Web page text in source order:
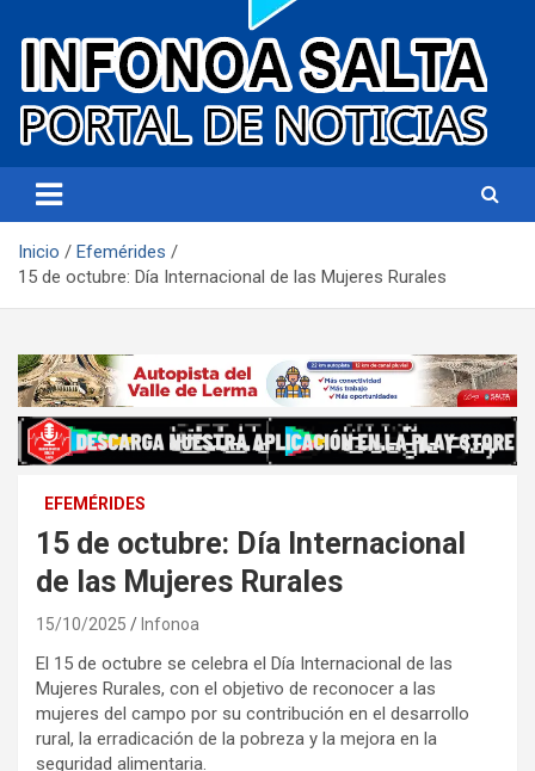
Infonoa Salta
Inicio
Efemérides
15 de octubre: Día Internacional de las Mujeres Rurales
EFEMÉRIDES
15 de octubre: Día Internacional
de las Mujeres Rurales
15/10/2025 Infonoa
El 15 de octubre se celebra el Día Internacional de las
Mujeres Rurales, con el objetivo de reconocer a las
mujeres del campo por su contribución en el desarrollo
rural, la erradicación de la pobreza y la mejora en la
seguridad alimentaria.